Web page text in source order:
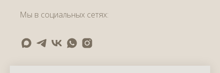
Мы в социальных сетях: